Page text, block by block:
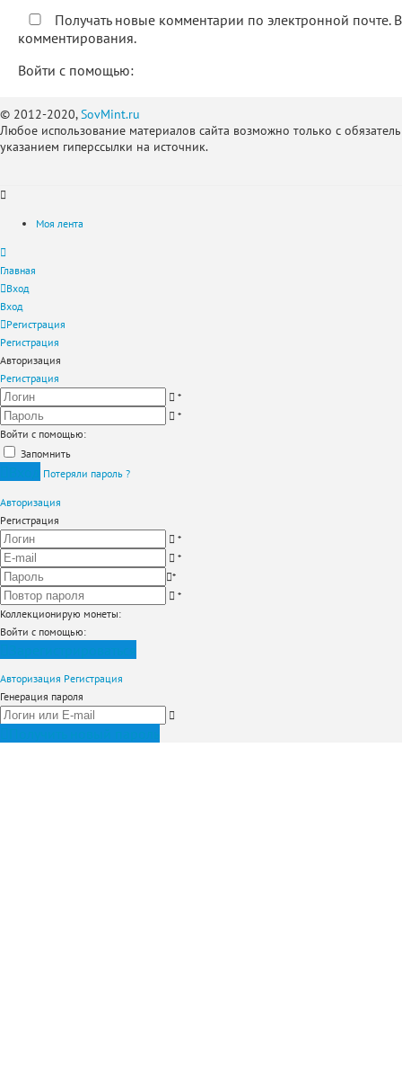
Получать новые комментарии по электронной почте.
комментирования.
Войти с помощью:
© 2012-2020,SovMint.ru
Любое использование материалов сайта возможно только с
указанием гиперссылки на источник.
Моя лента
Главная
Вход
Вход
Регистрация
Регистрация
Авторизация
Регистрация
*
*
Войти с помощью:
Запомнить
Потеряли пароль ?
Авторизация
Регистрация
*
*
*
*
Коллекционирую монеты:
Войти с помощью:
Авторизация Регистрация
Генерация пароля